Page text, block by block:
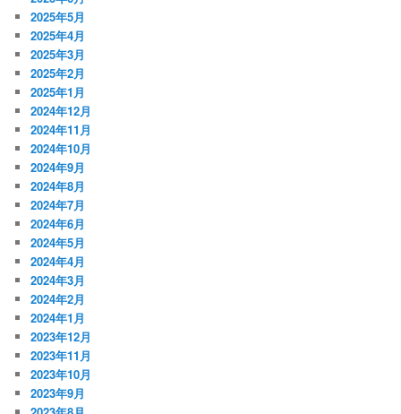
2025年5月
2025年4月
2025年3月
2025年2月
2025年1月
2024年12月
2024年11月
2024年10月
2024年9月
2024年8月
2024年7月
2024年6月
2024年5月
2024年4月
2024年3月
2024年2月
2024年1月
2023年12月
2023年11月
2023年10月
2023年9月